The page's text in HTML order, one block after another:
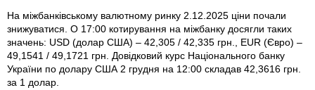
На міжбанківському валютному ринку 2.12.2025 ціни почали
знижуватися. О 17:00 котирування на міжбанку досягли таких
значень: USD (долар США) – 42,305 / 42,335 грн., EUR (Євро) –
49,1541 / 49,1721 грн. Довідковий курс Національного банку
України по долару США 2 грудня на 12:00 складав 42,3616 грн.
за 1 долар.